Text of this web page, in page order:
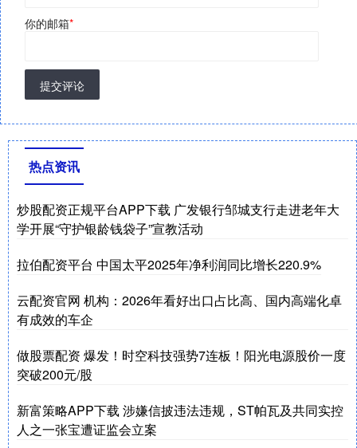
你的邮箱*
提交评论
热点资讯
炒股配资正规平台APP下载 广发银行邹城支行走进老年大
学开展“守护银龄钱袋子”宣教活动
拉伯配资平台 中国太平2025年净利润同比增长220.9%
云配资官网 机构：2026年看好出口占比高、国内高端化卓
有成效的车企
做股票配资 爆发！时空科技强势7连板！阳光电源股价一度
突破200元/股
新富策略APP下载 涉嫌信披违法违规，ST帕瓦及共同实控
人之一张宝遭证监会立案